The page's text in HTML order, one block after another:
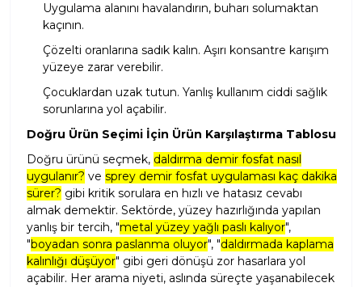
Uygulama alanını havalandırın, buharı solumaktan
kaçının.
Çözelti oranlarına sadık kalın. Aşırı konsantre karışım
yüzeye zarar verebilir.
Çocuklardan uzak tutun. Yanlış kullanım ciddi sağlık
sorunlarına yol açabilir.
Doğru Ürün Seçimi İçin Ürün Karşılaştırma Tablosu
Doğru ürünü seçmek, daldırma demir fosfat nasıl
uygulanır? ve sprey demir fosfat uygulaması kaç dakika
sürer? gibi kritik sorulara en hızlı ve hatasız cevabı
almak demektir. Sektörde, yüzey hazırlığında yapılan
yanlış bir tercih, "metal yüzey yağlı paslı kalıyor",
"boyadan sonra paslanma oluyor", "daldırmada kaplama
kalınlığı düşüyor" gibi geri dönüşü zor hasarlara yol
açabilir. Her arama niyeti, aslında süreçte yaşanabilecek